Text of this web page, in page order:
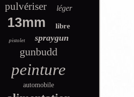
pulvériser léger
13mm libre
pistolet spraygun
gunbudd
peinture
automobile